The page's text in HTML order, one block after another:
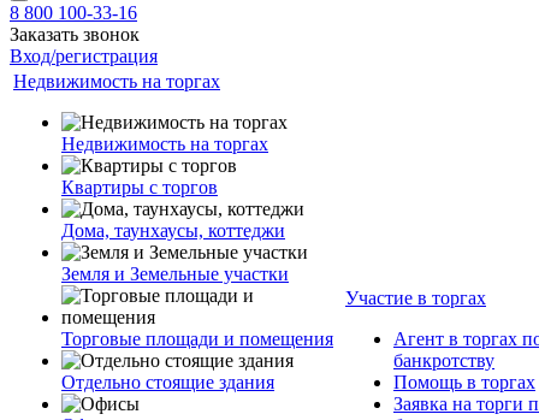
8 800 100-33-16
Заказать звонок
Вход/регистрация
Недвижимость на торгах
Недвижимость на торгах
Квартиры с торгов
Дома, таунхаусы, коттеджи
Земля и Земельные участки
Торговые площади и помещения
Отдельно стоящие здания
Участие в торгах
Агент в торгах
банкротству
Помощь в торгах
Заявка на торги